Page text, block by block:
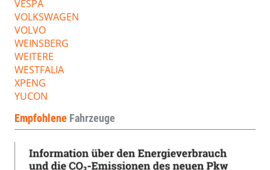
VESPA
VOLKSWAGEN
VOLVO
WEINSBERG
WEITERE
WESTFALIA
XPENG
YUCON
Empfohlene Fahrzeuge